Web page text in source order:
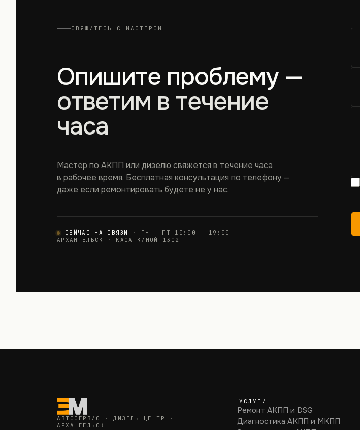
СВЯЖИТЕСЬ С МАСТЕРОМ
Опишите проблему —
ответим в течение
часа
Мастер по АКПП или дизелю свяжется в течение часа
в рабочее время. Бесплатная консультация по телефону —
даже если ремонтировать будете не у нас.
СЕЙЧАС НА СВЯЗИ
· ПН – ПТ 10:00 – 19:00
АРХАНГЕЛЬСК · КАСАТКИНОЙ 13С2
АВТОСЕРВИС · ДИЗЕЛЬ ЦЕНТР ·
АРХАНГЕЛЬСК
УСЛУГИ
Ремонт АКПП и DSG
Диагностика АКПП и МКПП